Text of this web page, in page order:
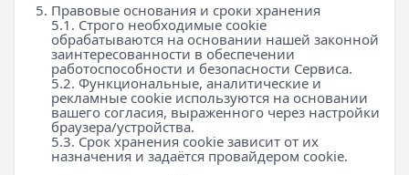
Правовые основания и сроки хранения
5.1. Строго необходимые cookie
обрабатываются на основании нашей законной
заинтересованности в обеспечении
работоспособности и безопасности Сервиса.
5.2. Функциональные, аналитические и
рекламные cookie используются на основании
вашего согласия, выраженного через настройки
браузера/устройства.
5.3. Срок хранения cookie зависит от их
назначения и задаётся провайдером cookie.